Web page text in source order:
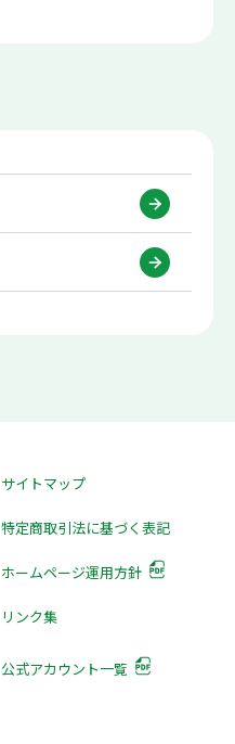
サイトマップ
特定商取引法に基づく表記
ホームページ運用方針
リンク集
公式アカウント一覧